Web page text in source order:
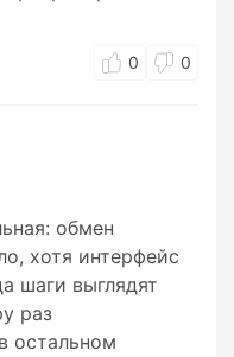
0 0
обмен
хотя интерфейс
шаги выглядят
раз
остальном